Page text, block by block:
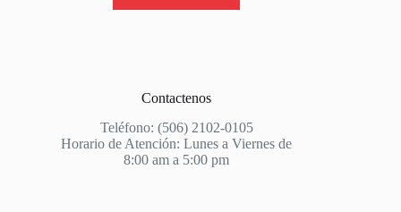
Contactenos
Teléfono: (506) 2102-0105
Horario de Atención: Lunes a Viernes de
8:00 am a 5:00 pm